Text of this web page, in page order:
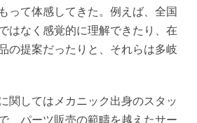
って体感してきた。例えば、全国
はなく感覚的に理解できたり、在
の提案だったりと、それらは多岐
関してはメカニック出身のスタッ
、パーツ販売の範疇を越えたサー